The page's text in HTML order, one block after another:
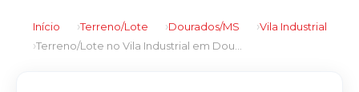
Início Terreno/Lote Dourados/MS
Vila Industrial